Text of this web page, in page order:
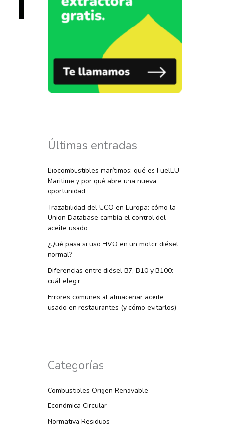
Últimas entradas
Biocombustibles marítimos: qué es FuelEU
Maritime y por qué abre una nueva
oportunidad
Trazabilidad del UCO en Europa: cómo la
Union Database cambia el control del
aceite usado
¿Qué pasa si uso HVO en un motor diésel
normal?
Diferencias entre diésel B7, B10 y B100:
cuál elegir
Errores comunes al almacenar aceite
usado en restaurantes (y cómo evitarlos)
Categorías
Combustibles Origen Renovable
Económica Circular
Normativa Residuos